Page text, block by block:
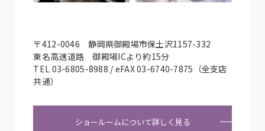
〒412-0046 静岡県御殿場市保土沢1157-332
東名高速道路 御殿場ICより約15分
TEL 03-6805-8988 / eFAX 03-6740-7875（全支店
共通）
ショールームについて詳しく見る